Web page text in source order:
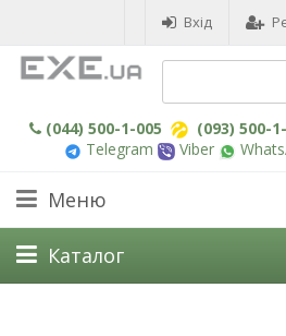
Вхід
(044) 500-1-005 (093) 500-
Telegram
Viber
Меню
Каталог